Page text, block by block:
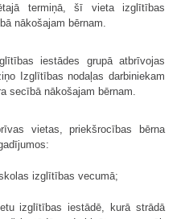
termiņā, šī vieta izglītības
nākošajam bērnam.
iestādes grupā atbrīvojas
Izglītības nodaļas darbiniekam
secībā nākošajam bērnam.
vietas, priekšrocības bērna
izglītības vecumā;
izglītības iestādē, kurā strādā